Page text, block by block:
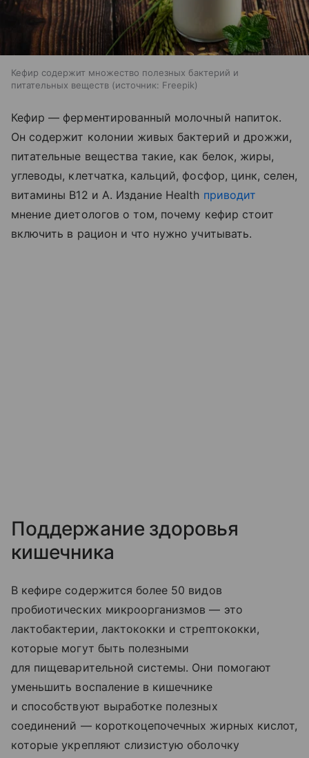
Кефир содержит множество полезных бактерий и
питательных веществ
источник: Freepik
Кефир — ферментированный молочный напиток.
Он содержит колонии живых бактерий и дрожжи,
питательные вещества такие, как белок, жиры,
углеводы, клетчатка, кальций, фосфор, цинк, селен,
витамины B12 и A. Издание Health приводит
мнение диетологов о том, почему кефир стоит
включить в рацион и что нужно учитывать.
Поддержание здоровья
кишечника
В кефире содержится более 50 видов
пробиотических микроорганизмов — это
лактобактерии, лактококки и стрептококки,
которые могут быть полезными
для пищеварительной системы. Они помогают
уменьшить воспаление в кишечнике
и способствуют выработке полезных
соединений — короткоцепочечных жирных кислот,
которые укрепляют слизистую оболочку